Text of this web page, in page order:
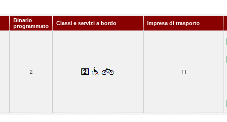
Binario
programmato
Classi e servizi a bordo Impresa di trasporto
2 TI